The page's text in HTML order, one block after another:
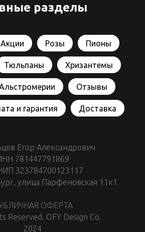
разделы
Акции Розы Пионы
Тюльпаны Хризантемы
Отзывы
и гарантия Доставка
Егор Александрович
781447791869
323784700123117
улица Парфеновская 11к1
ОФЕРТА
Reserved. OFY Design Co.
2024